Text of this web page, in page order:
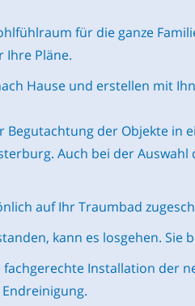
für die ganze
Ihre Pläne.
Hause und erstellen mit
der Objekte in
Auch bei der
auf Ihr Traumbad
kann es losgehen.
Installation der